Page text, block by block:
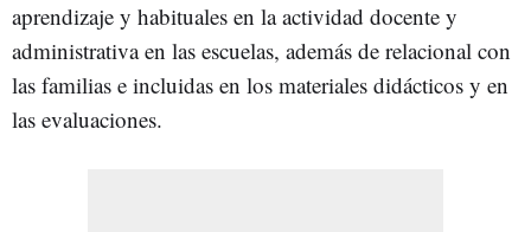
aprendizaje y habituales en la actividad docente y
administrativa en las escuelas, además de relacional con
las familias e incluidas en los materiales didácticos y en
las evaluaciones.